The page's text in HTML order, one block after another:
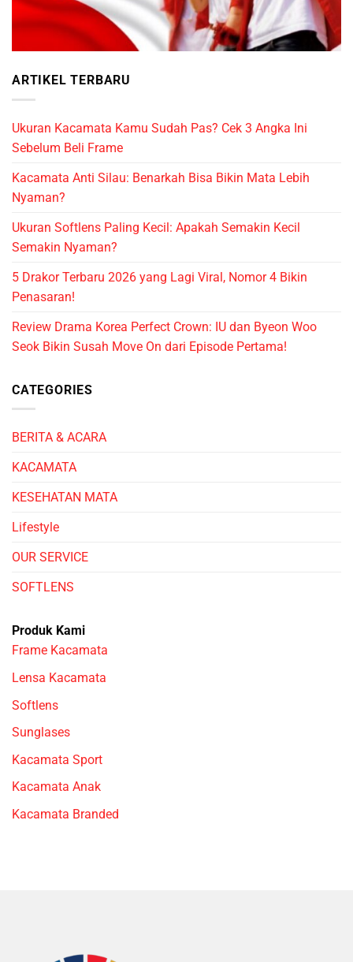
ARTIKEL TERBARU
Ukuran Kacamata Kamu Sudah Pas? Cek 3 Angka Ini
Sebelum Beli Frame
Kacamata Anti Silau: Benarkah Bisa Bikin Mata Lebih
Nyaman?
Ukuran Softlens Paling Kecil: Apakah Semakin Kecil
Semakin Nyaman?
5 Drakor Terbaru 2026 yang Lagi Viral, Nomor 4 Bikin
Penasaran!
Review Drama Korea Perfect Crown: IU dan Byeon Woo
Seok Bikin Susah Move On dari Episode Pertama!
CATEGORIES
BERITA & ACARA
KACAMATA
KESEHATAN MATA
Lifestyle
OUR SERVICE
SOFTLENS
Produk Kami
Frame Kacamata
Lensa Kacamata
Softlens
Sunglases
Kacamata Sport
Kacamata Anak
Kacamata Branded